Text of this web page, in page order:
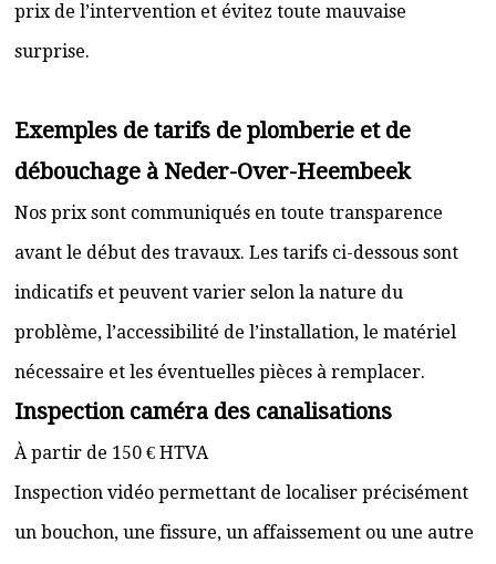
prix de l’intervention et évitez toute mauvaise
surprise.
Exemples de tarifs de plomberie et de
débouchage à Neder-Over-Heembeek
Nos prix sont communiqués en toute transparence
avant le début des travaux. Les tarifs ci-dessous sont
indicatifs et peuvent varier selon la nature du
problème, l’accessibilité de l’installation, le matériel
nécessaire et les éventuelles pièces à remplacer.
Inspection caméra des canalisations
À partir de 150 € HTVA
Inspection vidéo permettant de localiser précisément
un bouchon, une fissure, un affaissement ou une autre